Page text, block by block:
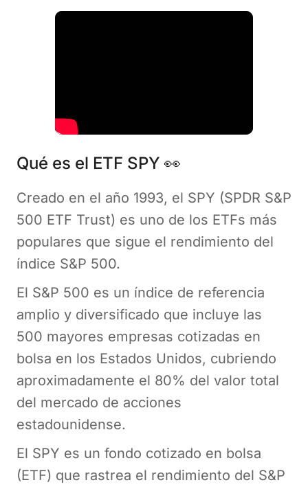
Qué es el ETF SPY 👀
Creado en el año 1993, el SPY (SPDR S&P
500 ETF Trust) es uno de los ETFs más
populares que sigue el rendimiento del
índice S&P 500.
El S&P 500 es un índice de referencia
amplio y diversificado que incluye las
500 mayores empresas cotizadas en
bolsa en los Estados Unidos, cubriendo
aproximadamente el 80% del valor total
del mercado de acciones
estadounidense.
El SPY es un fondo cotizado en bolsa
(ETF) que rastrea el rendimiento del S&P